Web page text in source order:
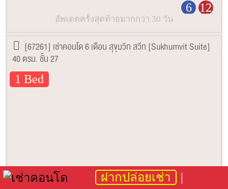
6 12
อัพเดตครั้งสุดท้ายมากกว่า 30 วัน
[67261] เช่าคอนโด 6 เดือน สุขุมวิท สวีท [Sukhumvit Suite]
40 ตรม. ชั้น 27
1 Bed
ชั้น 27 FH
ฝากปล่อยเช่า